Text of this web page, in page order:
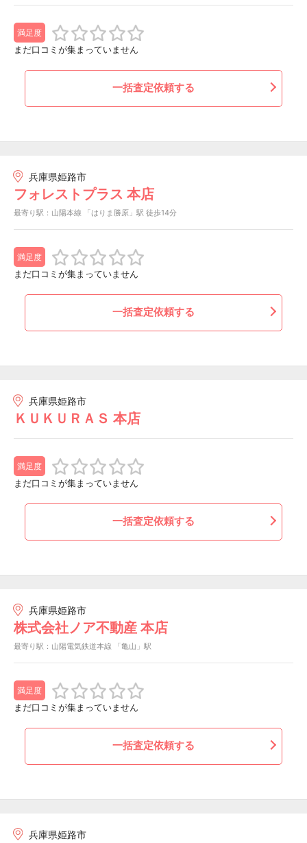
満足度
まだ口コミが集まっていません
一括査定依頼する
兵庫県姫路市
フォレストプラス 本店
最寄り駅：山陽本線 「はりま勝原」駅 徒歩14分
満足度
まだ口コミが集まっていません
一括査定依頼する
兵庫県姫路市
ＫＵＫＵＲＡＳ 本店
満足度
まだ口コミが集まっていません
一括査定依頼する
兵庫県姫路市
株式会社ノア不動産 本店
最寄り駅：山陽電気鉄道本線 「亀山」駅
満足度
まだ口コミが集まっていません
一括査定依頼する
兵庫県姫路市